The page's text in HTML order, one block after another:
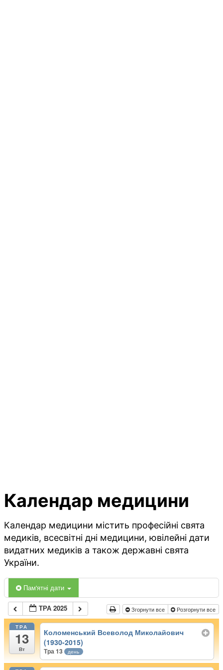
Календар медицини
Календар медицини містить професійні свята
медиків, всесвітні дні медицини, ювілейні дати
видатних медиків а також державні свята
України.
Пам'ятні дати
ТРА 2025 Згорнути все Розгорнути все
ТРА
13
Вт
Коломенський Всеволод Миколайович
(1930-2015)
Тра 13 день